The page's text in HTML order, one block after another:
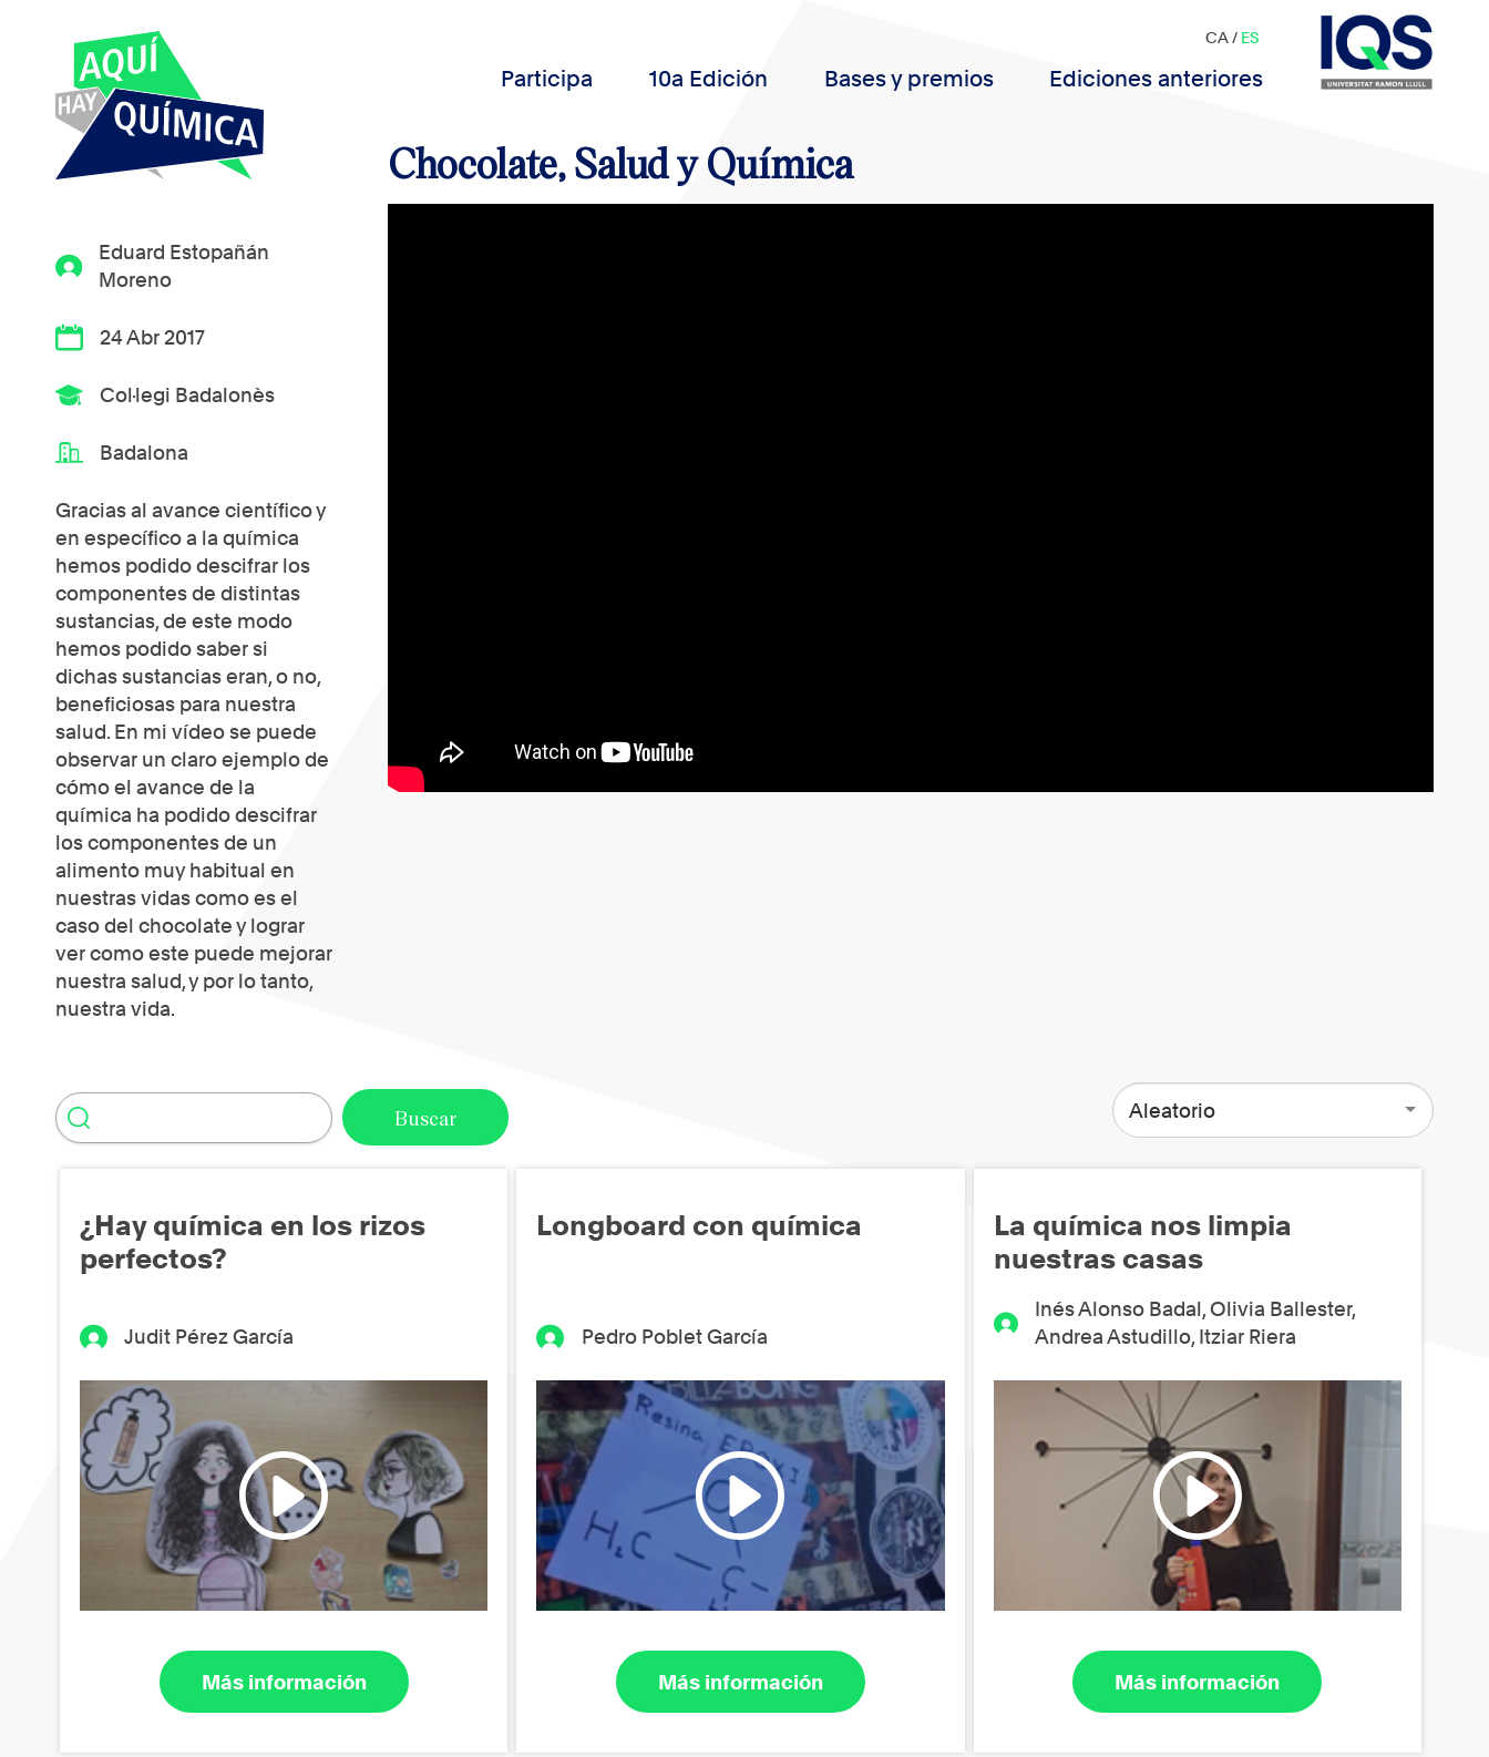
Participa 10a Edición Bases y premios Ediciones anteriores
CA/ ES
Eduard Estopañán
Moreno
24 Abr 2017
Col·legi Badalonès
Badalona
Gracias al avance científico y
en específico a la química
hemos podido descifrar los
componentes de distintas
sustancias, de este modo
hemos podido saber si
dichas sustancias eran, o no,
beneficiosas para nuestra
salud. En mi vídeo se puede
observar un claro ejemplo de
cómo el avance de la
química ha podido descifrar
los componentes de un
alimento muy habitual en
nuestras vidas como es el
caso del chocolate y lograr
ver como este puede mejorar
nuestra salud, y por lo tanto,
nuestra vida.
Chocolate, Salud y Química
Aleatorio
¿Hay química en los rizos
perfectos?
Judit Pérez García
Más información
Longboard con química
Pedro Poblet García
Más información
La química nos limpia
nuestras casas
Inés Alonso Badal, Olivia Ballester,
Andrea Astudillo, Itziar Riera
Más información